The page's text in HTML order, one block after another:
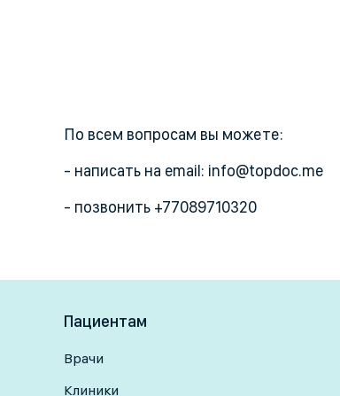
По всем вопросам вы можете:
- написать на email: info@topdoc.me
- позвонить +77089710320
Пациентам
Врачи
Клиники